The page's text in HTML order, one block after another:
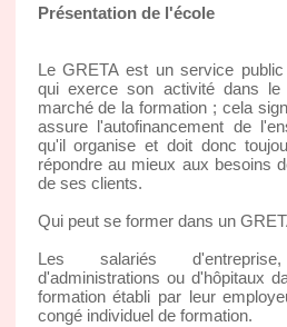
Présentation de l'école
Le GRETA est un service
qui exerce son activité dans le
marché de la formation ; cela
assure l'autofinancement de
qu'il organise et doit donc
répondre au mieux aux besoins
de ses clients.
Qui peut se former dans un
Les salariés
d'administrations ou d'hôpitaux
formation établi par leur
congé individuel de formation.